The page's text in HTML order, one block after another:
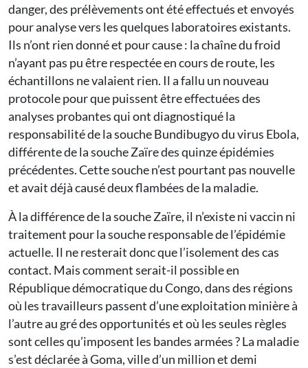
danger, des prélèvements ont été effectués et envoyés
pour analyse vers les quelques laboratoires existants.
Ils n’ont rien donné et pour cause : la chaîne du froid
n’ayant pas pu être respectée en cours de route, les
échantillons ne valaient rien. Il a fallu un nouveau
protocole pour que puissent être effectuées des
analyses probantes qui ont diagnostiqué la
responsabilité de la souche Bundibugyo du virus Ebola,
différente de la souche Zaïre des quinze épidémies
précédentes. Cette souche n’est pourtant pas nouvelle
et avait déjà causé deux flambées de la maladie.
À la différence de la souche Zaïre, il n’existe ni vaccin ni
traitement pour la souche responsable de l’épidémie
actuelle. Il ne resterait donc que l’isolement des cas
contact. Mais comment serait-il possible en
République démocratique du Congo, dans des régions
où les travailleurs passent d’une exploitation minière à
l’autre au gré des opportunités et où les seules règles
sont celles qu’imposent les bandes armées ? La maladie
s’est déclarée à Goma, ville d’un million et demi